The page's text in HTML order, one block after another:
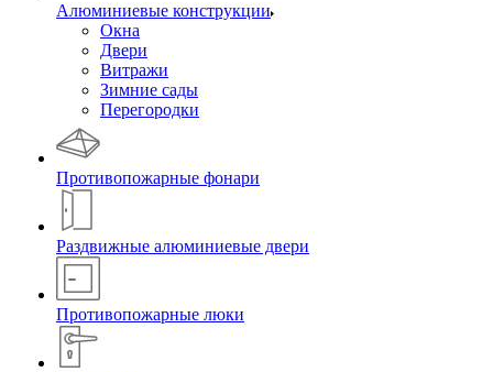
Алюминиевые конструкции
Окна
Двери
Витражи
Зимние сады
Перегородки
Противопожарные фонари
Раздвижные алюминиевые двери
Противопожарные люки